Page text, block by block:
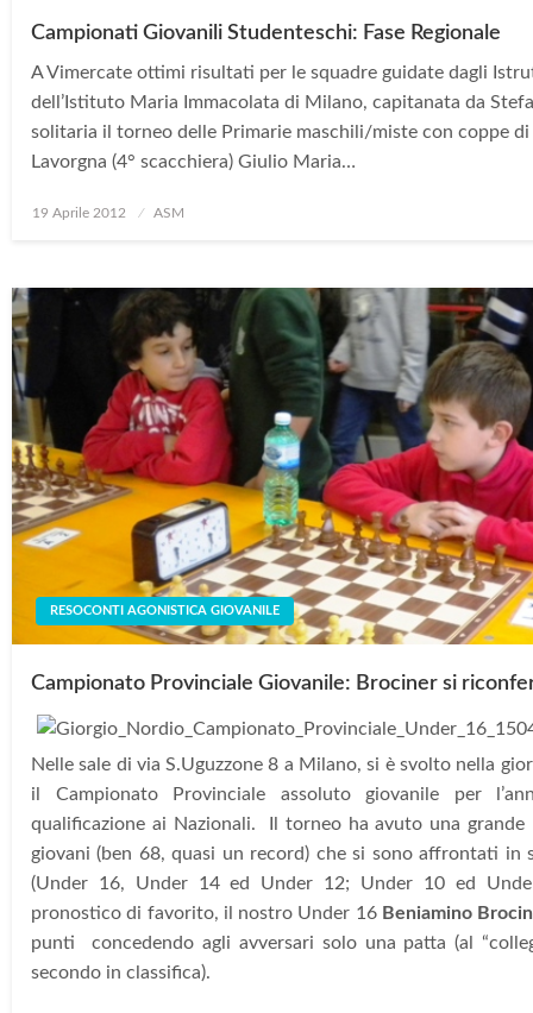
Campionati Giovanili Studenteschi: Fase Regionale
A Vimercate ottimi risultati per le squadre guidate dagli
dell’Istituto Maria Immacolata di Milano, capitanata da
solitaria il torneo delle Primarie maschili/miste con coppe di
Lavorgna (4° scacchiera) Giulio Maria…
Posted
19 Aprile 2012 ASM
RESOCONTI AGONISTICA GIOVANILE
Campionato Provinciale Giovanile: Brociner si
Nelle sale di via S.Uguzzone 8 a Milano, si è svolto nella
il Campionato Provinciale assoluto giovanile per
qualificazione ai Nazionali. Il torneo ha avuto una grande
giovani (ben 68, quasi un record) che si sono affrontati
(Under 16, Under 14 ed Under 12; Under 10 ed
pronostico di favorito, il nostro Under 16 Beniamino
punti concedendo agli avversari solo una patta (al
secondo in classifica).